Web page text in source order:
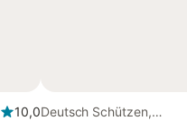
10,0Deutsch Schützen,